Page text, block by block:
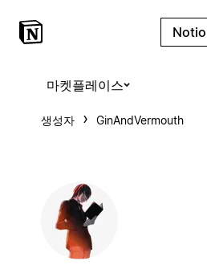
마켓플레이스
생성자 GinAndVermouth